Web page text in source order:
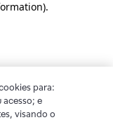
.
para:
acesso; e
visando o